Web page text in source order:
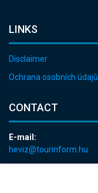
LINKS
Disclaimer
Ochrana osobních údajů
CONTACT
E-mail:
heviz@tourinform.hu